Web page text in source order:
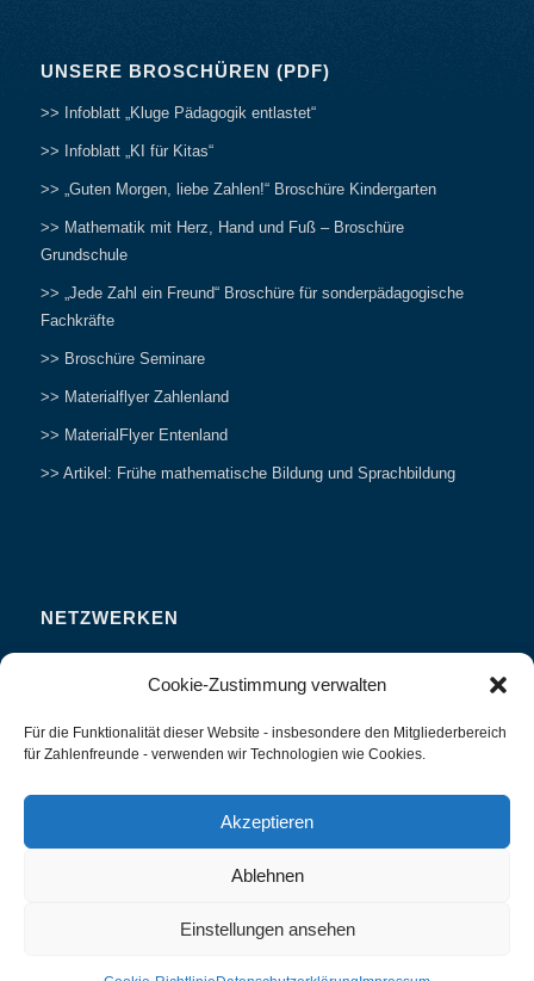
Cookie-Zustimmung verwalten
Für die Funktionalität dieser Website - insbesondere den Mitgliederbereich
für Zahlenfreunde - verwenden wir Technologien wie Cookies.
Akzeptieren
Ablehnen
Einstellungen ansehen
UNSERE BROSCHÜREN (PDF)
>> Infoblatt „Kluge Pädagogik entlastet“
>> Infoblatt „KI für Kitas“
>> „Guten Morgen, liebe Zahlen!“ Broschüre Kindergarten
>> Mathematik mit Herz, Hand und Fuß – Broschüre
Grundschule
>> „Jede Zahl ein Freund“ Broschüre für sonderpädagogische
Fachkräfte
>> Broschüre Seminare
>> Materialflyer Zahlenland
>> MaterialFlyer Entenland
>> Artikel: Frühe mathematische Bildung und Sprachbildung
NETZWERKEN
Studieren
Interviews und Erfahrungsberichte